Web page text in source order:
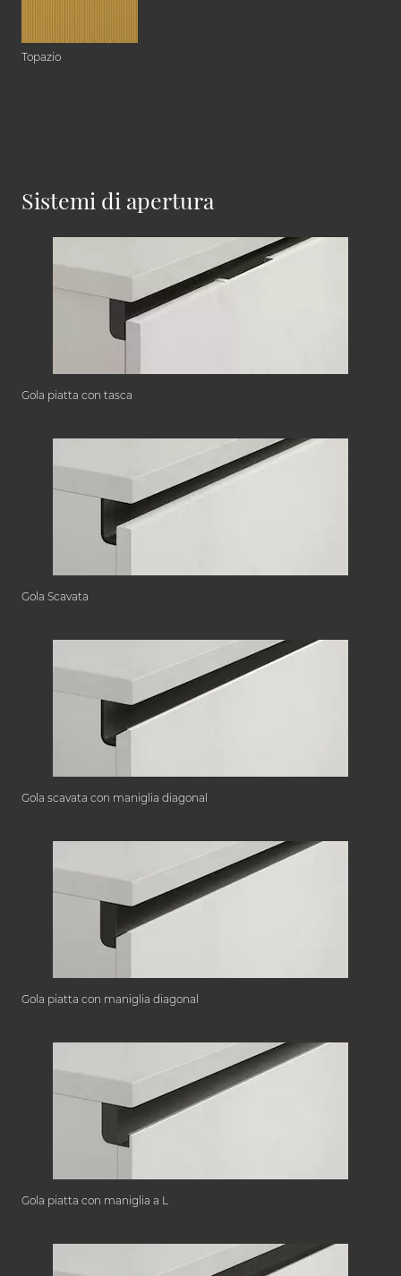
Topazio
Sistemi di apertura
Gola piatta con tasca
Gola Scavata
Gola scavata con maniglia diagonal
Gola piatta con maniglia diagonal
Gola piatta con maniglia a L